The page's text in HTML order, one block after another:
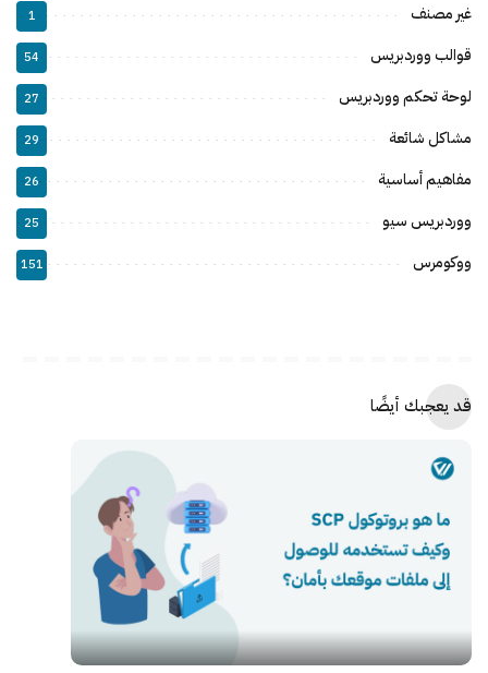
غير مصنف 1
قوالب ووردبريس 54
لوحة تحكم ووردبريس 27
مشاكل شائعة 29
مفاهيم أساسية 26
ووردبريس سيو 25
ووكومرس 151
قد يعجبك أيضًا